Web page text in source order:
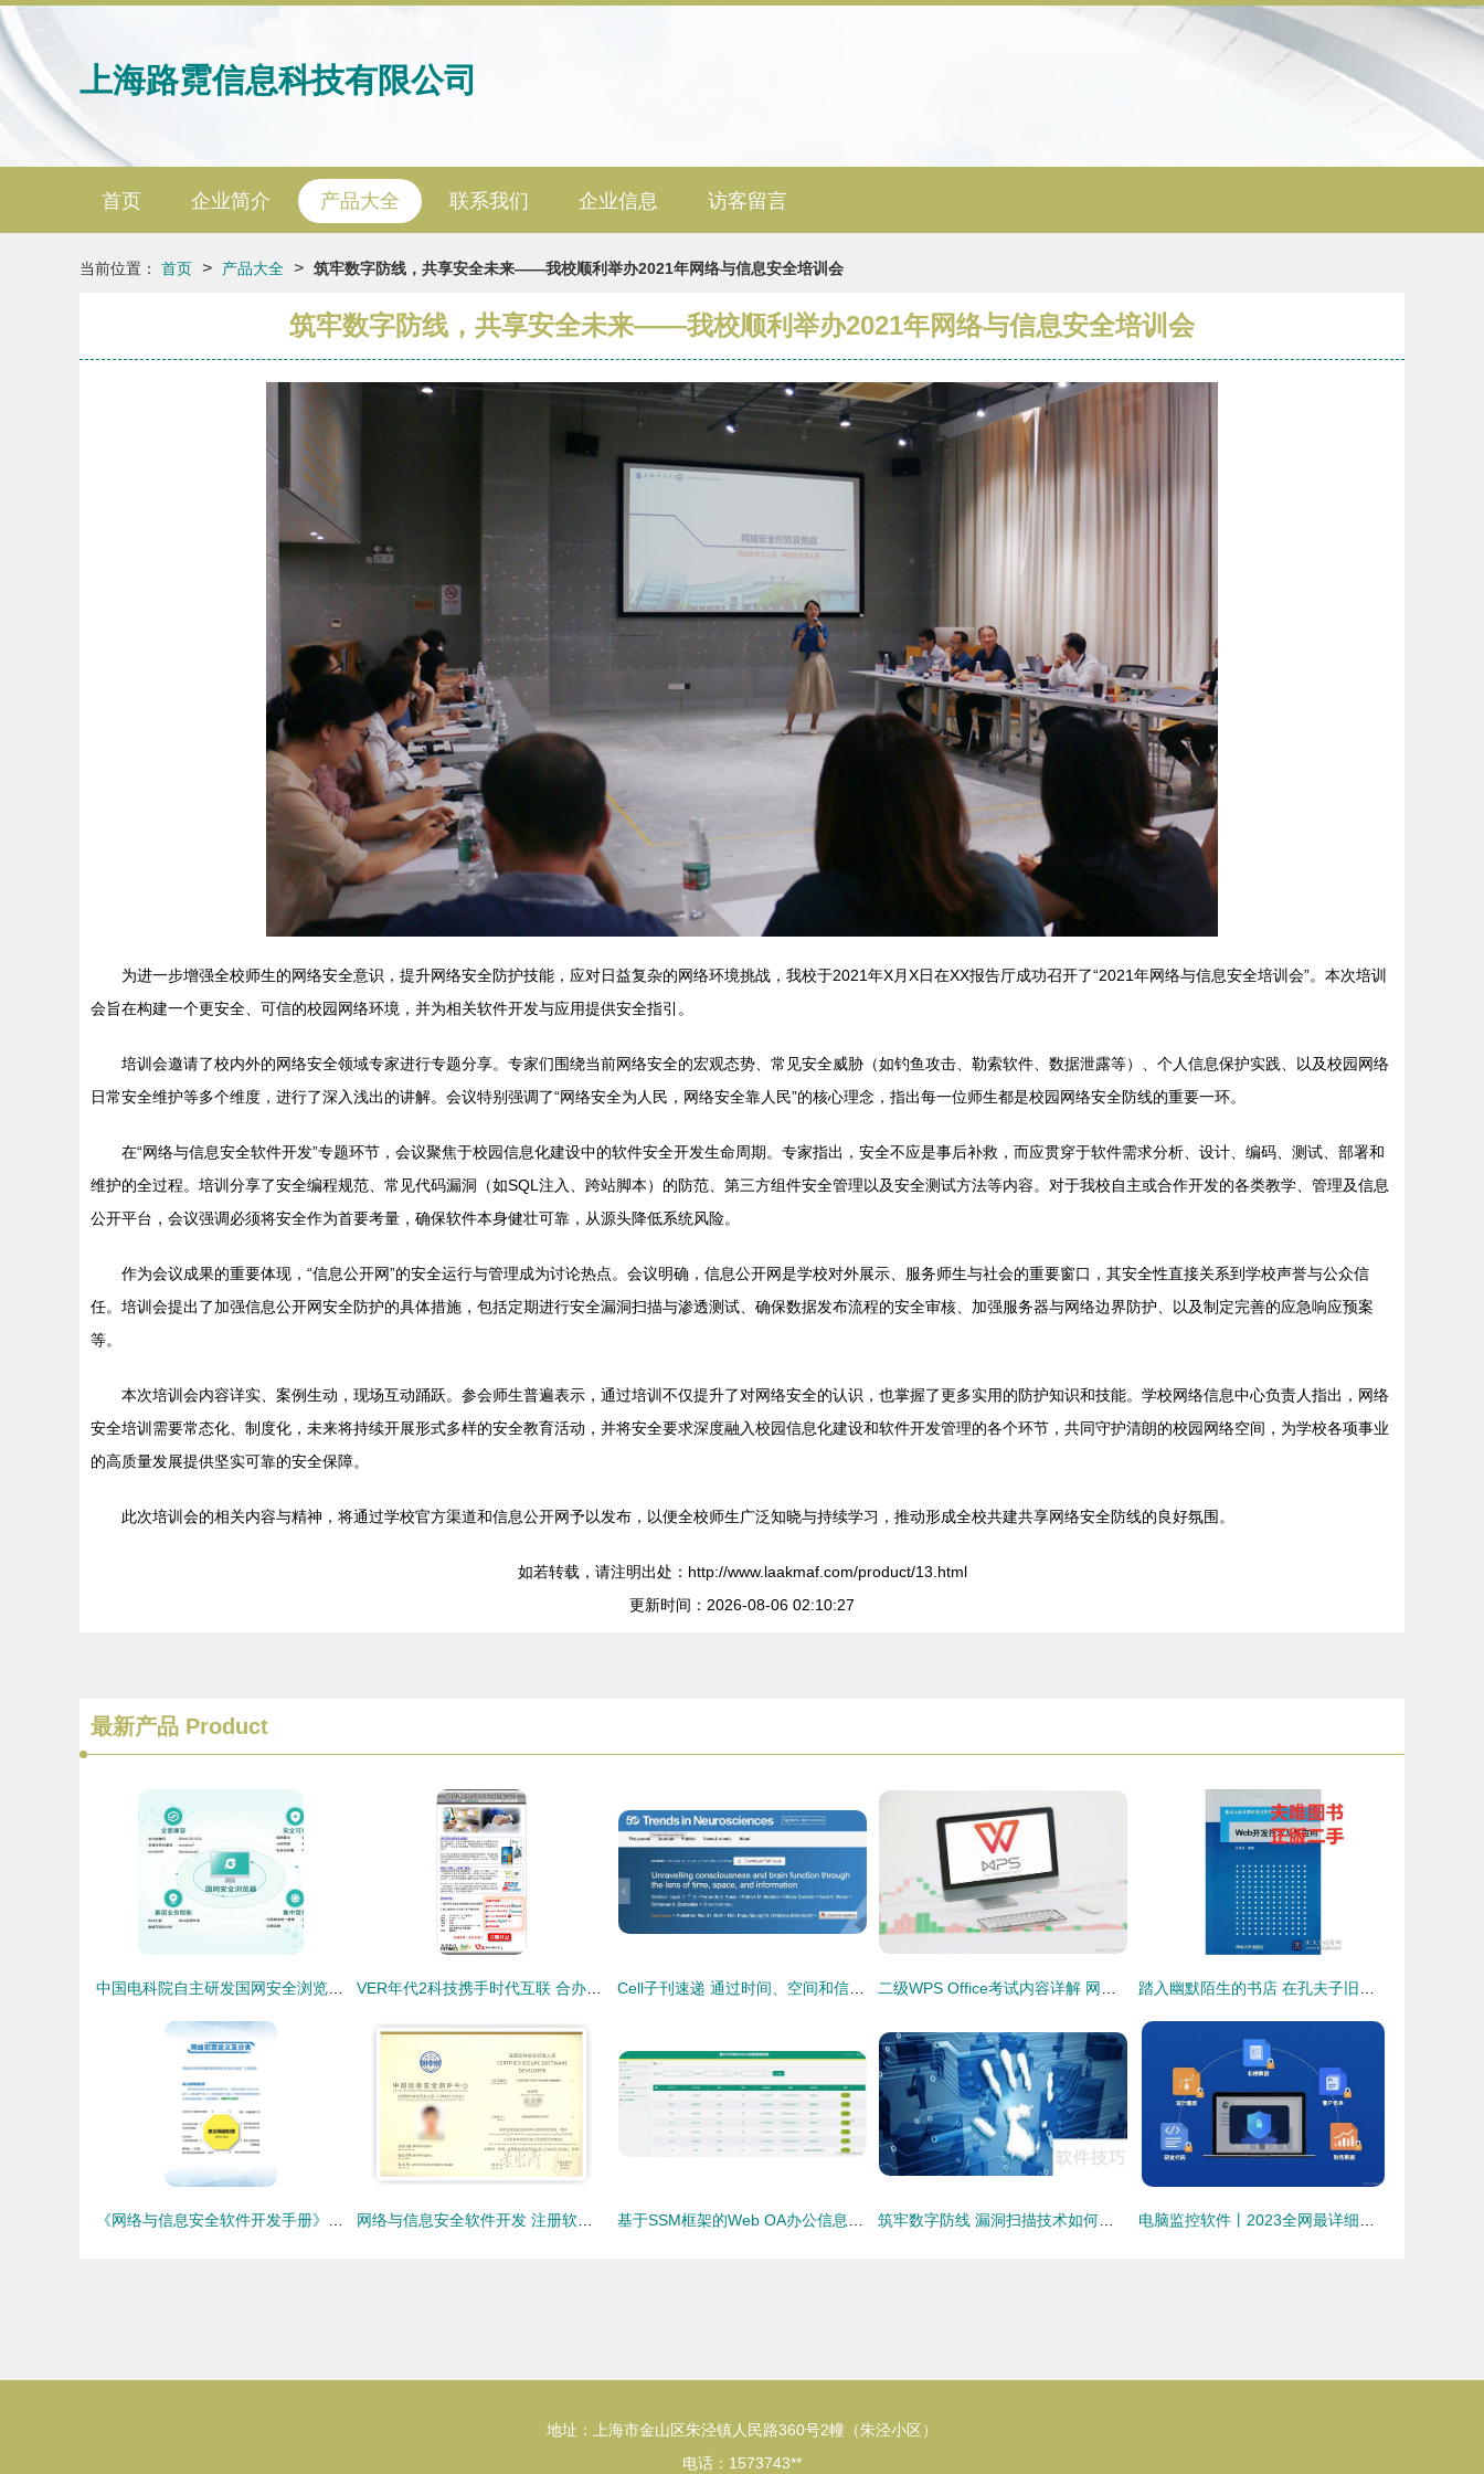
上海路霓信息科技有限公司
首页 企业简介 产品大全 联系我们 企业信息 访客留言
当前位置： 首页 > 产品大全 > 筑牢数字防线，共享安全未来——我校顺利举办2021年网络与信息安全培训会
筑牢数字防线，共享安全未来——我校顺利举办2021年网络与信息安全培训会
为进一步增强全校师生的网络安全意识，提升网络安全防护技能，应对日益复杂的网络环境挑战，我校于2021年X月X日在XX报告厅成功召开了“2021年网络与信息安全培训会”。本次培训
会旨在构建一个更安全、可信的校园网络环境，并为相关软件开发与应用提供安全指引。
培训会邀请了校内外的网络安全领域专家进行专题分享。专家们围绕当前网络安全的宏观态势、常见安全威胁（如钓鱼攻击、勒索软件、数据泄露等）、个人信息保护实践、以及校园网络
日常安全维护等多个维度，进行了深入浅出的讲解。会议特别强调了“网络安全为人民，网络安全靠人民”的核心理念，指出每一位师生都是校园网络安全防线的重要一环。
在“网络与信息安全软件开发”专题环节，会议聚焦于校园信息化建设中的软件安全开发生命周期。专家指出，安全不应是事后补救，而应贯穿于软件需求分析、设计、编码、测试、部署和
维护的全过程。培训分享了安全编程规范、常见代码漏洞（如SQL注入、跨站脚本）的防范、第三方组件安全管理以及安全测试方法等内容。对于我校自主或合作开发的各类教学、管理及信息
公开平台，会议强调必须将安全作为首要考量，确保软件本身健壮可靠，从源头降低系统风险。
作为会议成果的重要体现，“信息公开网”的安全运行与管理成为讨论热点。会议明确，信息公开网是学校对外展示、服务师生与社会的重要窗口，其安全性直接关系到学校声誉与公众信
任。培训会提出了加强信息公开网安全防护的具体措施，包括定期进行安全漏洞扫描与渗透测试、确保数据发布流程的安全审核、加强服务器与网络边界防护、以及制定完善的应急响应预案
等。
本次培训会内容详实、案例生动，现场互动踊跃。参会师生普遍表示，通过培训不仅提升了对网络安全的认识，也掌握了更多实用的防护知识和技能。学校网络信息中心负责人指出，网络
安全培训需要常态化、制度化，未来将持续开展形式多样的安全教育活动，并将安全要求深度融入校园信息化建设和软件开发管理的各个环节，共同守护清朗的校园网络空间，为学校各项事业
的高质量发展提供坚实可靠的安全保障。
此次培训会的相关内容与精神，将通过学校官方渠道和信息公开网予以发布，以便全校师生广泛知晓与持续学习，推动形成全校共建共享网络安全防线的良好氛围。
如若转载，请注明出处：http://www.laakmaf.com/product/13.html
更新时间：2026-08-06 02:10:27
最新产品 Product
地址：上海市金山区朱泾镇人民路360号2幢（朱泾小区）
电话：1573743**